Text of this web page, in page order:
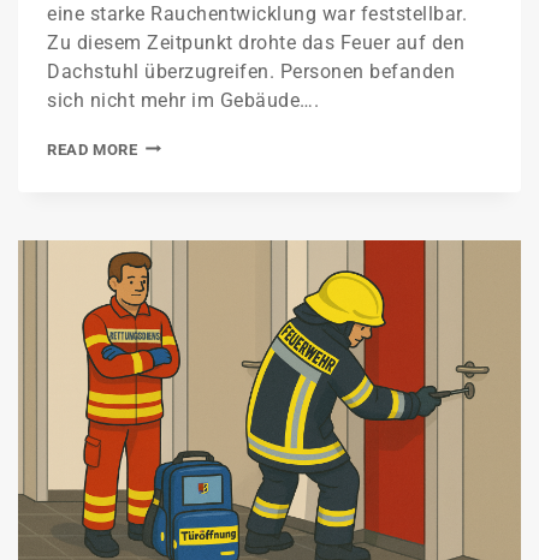
eine starke Rauchentwicklung war feststellbar.
Zu diesem Zeitpunkt drohte das Feuer auf den
Dachstuhl überzugreifen. Personen befanden
sich nicht mehr im Gebäude….
READ MORE